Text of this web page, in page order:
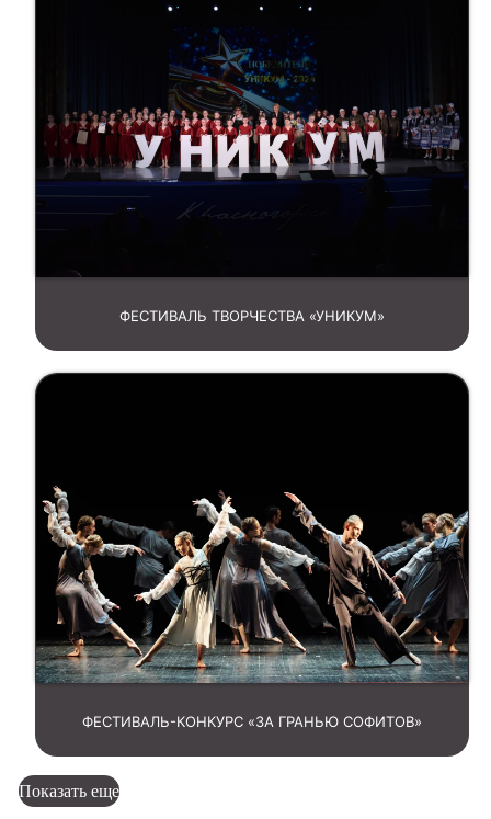
ФЕСТИВАЛЬ ТВОРЧЕСТВА «УНИКУМ»
ФЕСТИВАЛЬ-КОНКУРС «ЗА ГРАНЬЮ СОФИТОВ»
Показать еще